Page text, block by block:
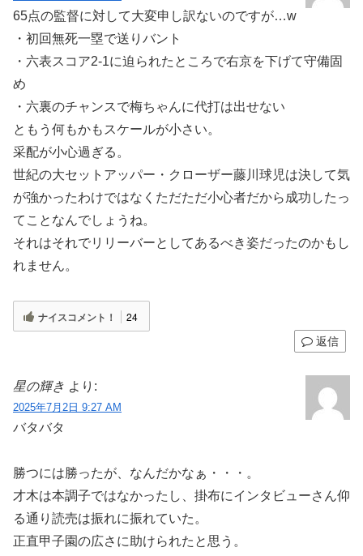
65点の監督に対して大変申し訳ないのですが…w
・初回無死一塁で送りバント
・六表スコア2-1に迫られたところで右京を下げて守備固
め
・六裏のチャンスで梅ちゃんに代打は出せない
ともう何もかもスケールが小さい。
采配が小心過ぎる。
世紀の大セットアッパー・クローザー藤川球児は決して気
が強かったわけではなくただただ小心者だから成功したっ
てことなんでしょうね。
それはそれでリリーバーとしてあるべき姿だったのかもし
れません。
ナイスコメント！ 24
返信
星の輝き より:
2025年7月2日 9:27 AM
バタバタ
勝つには勝ったが、なんだかなぁ・・・。
才木は本調子ではなかったし、掛布にインタビューさん仰
る通り読売は振れに振れていた。
正直甲子園の広さに助けられたと思う。